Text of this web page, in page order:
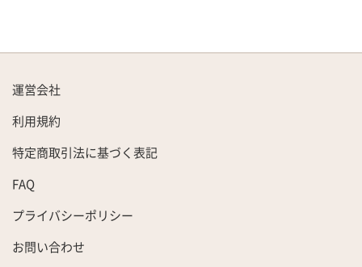
運営会社
利用規約
特定商取引法に基づく表記
FAQ
プライバシーポリシー
お問い合わせ